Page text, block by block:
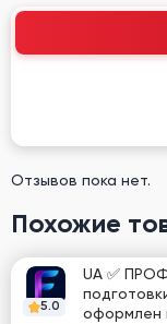
Отзывов пока нет.
Похожие
5.0
UA ✅ ПРОФИЛЬ
оформлен